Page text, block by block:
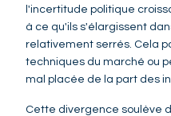
l'incertitude politique
à ce qu'ils s'élargissent
relativement serrés. Cela
techniques du marché ou
mal placée de la part des
Cette divergence soulève